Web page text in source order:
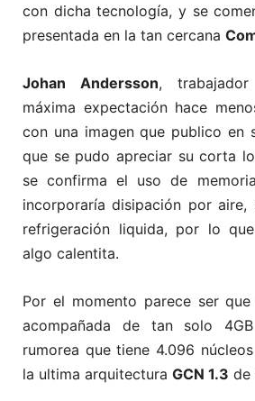
con dicha tecnología, y se
presentada en la tan cercana
Johan Andersson,
máxima expectación hace
con una imagen que publico en
que se pudo apreciar su corta
se confirma el uso de
incorporaría disipación por
refrigeración liquida, por lo
algo calentita.
Por el momento parece ser
acompañada de tan solo
rumorea que tiene 4.096
la ultima arquitectura GCN 1.3 de